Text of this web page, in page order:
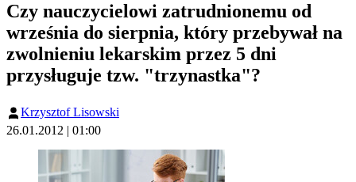
Czy nauczycielowi zatrudnionemu od
września do sierpnia, który przebywał na
zwolnieniu lekarskim przez 5 dni
przysługuje tzw. "trzynastka"?
Krzysztof Lisowski
26.01.2012 | 01:00